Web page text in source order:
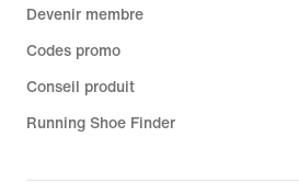
Devenir membre
Codes promo
Conseil produit
Running Shoe Finder